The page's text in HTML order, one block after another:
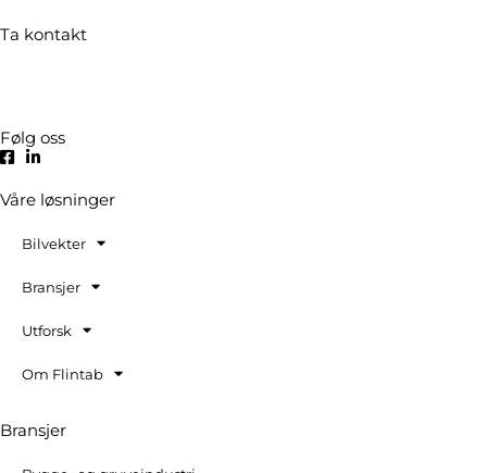
Ta kontakt
Følg oss
Våre løsninger
Bilvekter
Bransjer
Utforsk
Om Flintab
Bransjer